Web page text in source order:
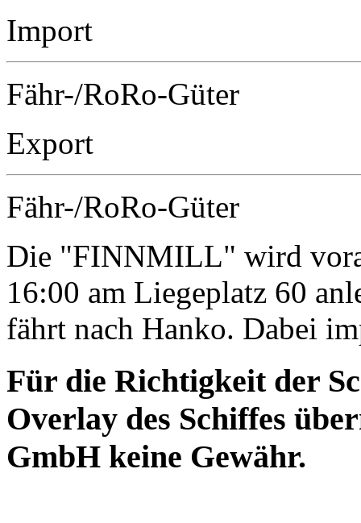
Import
Fähr-/RoRo-Güter
Export
Fähr-/RoRo-Güter
Die "FINNMILL" wird
16:00 am Liegeplatz 60
fährt nach Hanko. Dabei
Für die Richtigkeit der
Overlay des Schiffes
GmbH keine Gewähr.